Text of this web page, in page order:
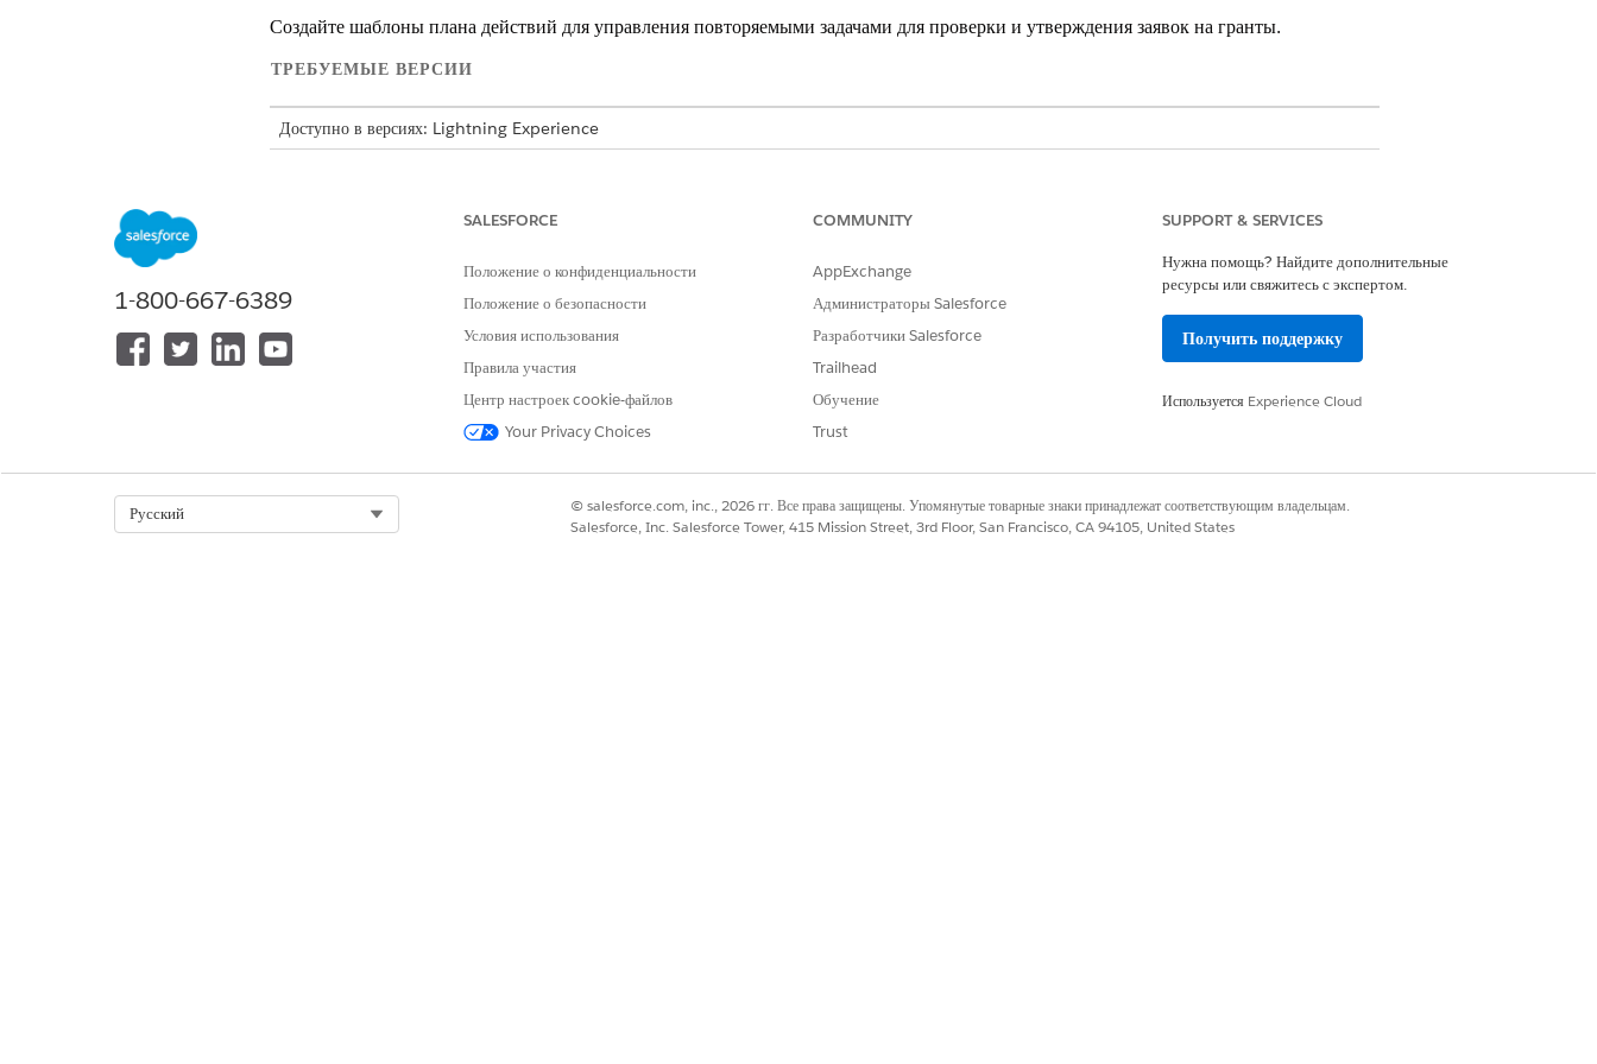
Создайте шаблоны плана действий для управления повторяемыми задачами для проверки и утверждения заявок на гранты.
ТРЕБУЕМЫЕ ВЕРСИИ
Доступно в версиях: Lightning Experience
НЕОБХОДИМЫЕ ПОЛНОМОЧИЯ ПОЛЬЗОВАТЕЛЯ
Для создания шаблонов планов действий и планов действий:
Набор полномочий планов действий
Для создания элементов контрольного списка документа:
Набор полномочий «Контрольный список документа»
Создайте шаблоны планов действий для определения повторяемых задач, необходимых грантодателям для выполнения, проверки и
отправку заявителями всех необходимых подтверждающих документов. Подробнее в
отслеживании и
утверждениях документов.
1-800-667-6389
SALESFORCE
Положение о конфиденциальности
Положение о безопасности
Условия использования
Правила участия
Центр настроек cookie-файлов
Your Privacy Choices
COMMUNITY
AppExchange
Администраторы Salesforce
Разработчики Salesforce
Trailhead
Обучение
Trust
SUPPORT & SERVICES
Нужна помощь? Найдите дополнительные
ресурсы или свяжитесь с экспертом.
Получить поддержку
Используется Experience Cloud
Русский
© salesforce.com, inc., 2026 гг. Все права защищены. Упомянутые товарные знаки принадлежат соответствующим владельцам.
Salesforce, Inc. Salesforce Tower, 415 Mission Street, 3rd Floor, San Francisco, CA 94105, United States